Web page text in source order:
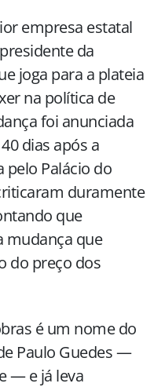
empresa estatal
da
joga para a plateia
na política de
foi anunciada
dias após a
Palácio do
duramente
que
mudança que
do preço dos
é um nome do
Paulo Guedes —
— e já leva